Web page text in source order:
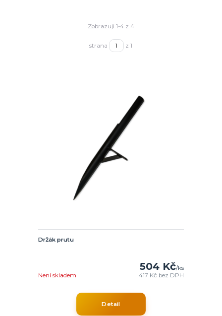
Zobrazuji 1-4 z 4
strana z 1
Držák prutu
504 Kč/ks
417 Kč bez DPH
Není skladem
Detail